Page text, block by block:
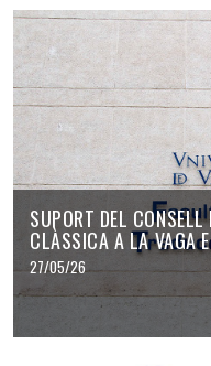
SUPORT DEL
CLÀSSICA A LA VAGA
27/05/26